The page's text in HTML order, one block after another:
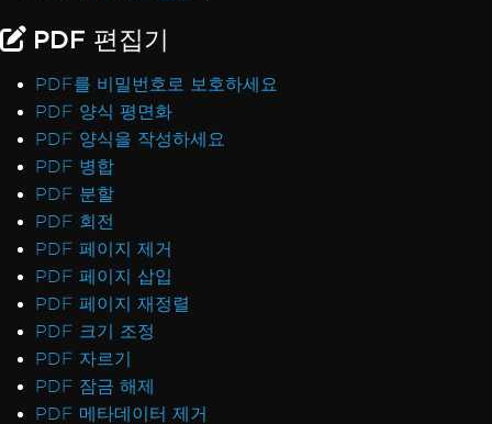
PDF 편집기
PDF를 비밀번호로 보호하세요
PDF 양식 평면화
PDF 양식을 작성하세요
PDF 병합
PDF 분할
PDF 회전
PDF 페이지 제거
PDF 페이지 삽입
PDF 페이지 재정렬
PDF 크기 조정
PDF 자르기
PDF 잠금 해제
PDF 메타데이터 제거